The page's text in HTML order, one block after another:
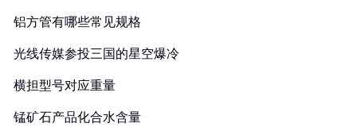
铝方管有哪些常见规格
光线传媒参投三国的星空爆冷
横担型号对应重量
锰矿石产品化合水含量